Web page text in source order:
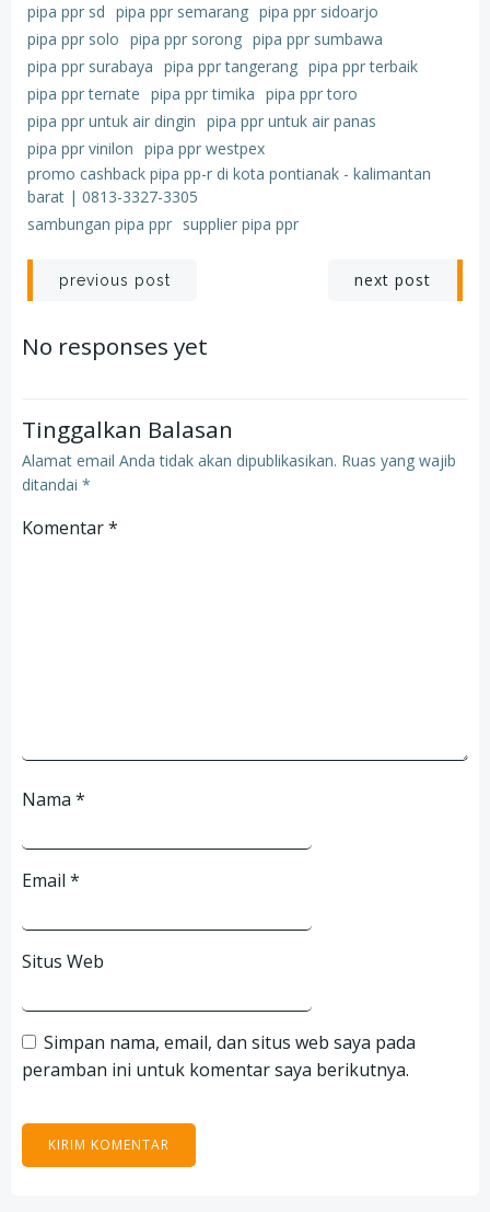
pipa ppr sd pipa ppr semarang pipa ppr sidoarjo
pipa ppr solo pipa ppr sorong pipa ppr sumbawa
pipa ppr surabaya pipa ppr tangerang pipa ppr terbaik
pipa ppr ternate pipa ppr timika pipa ppr toro
pipa ppr untuk air dingin pipa ppr untuk air panas
pipa ppr vinilon pipa ppr westpex
promo cashback pipa pp-r di kota pontianak - kalimantan
barat | 0813-3327-3305
sambungan pipa ppr supplier pipa ppr
Post
navigation
previous post next post
No responses yet
Tinggalkan Balasan
Alamat email Anda tidak akan dipublikasikan. Ruas yang wajib
ditandai *
Komentar*
Nama *
Email *
Situs Web
Simpan nama, email, dan situs web saya pada
peramban ini untuk komentar saya berikutnya.